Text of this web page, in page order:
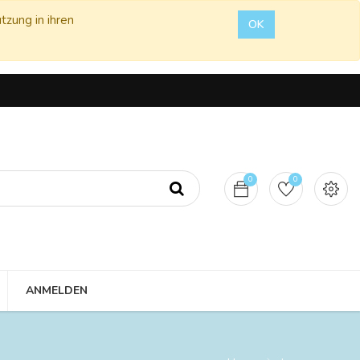
in ihren
OK
0 0
ANMELDEN